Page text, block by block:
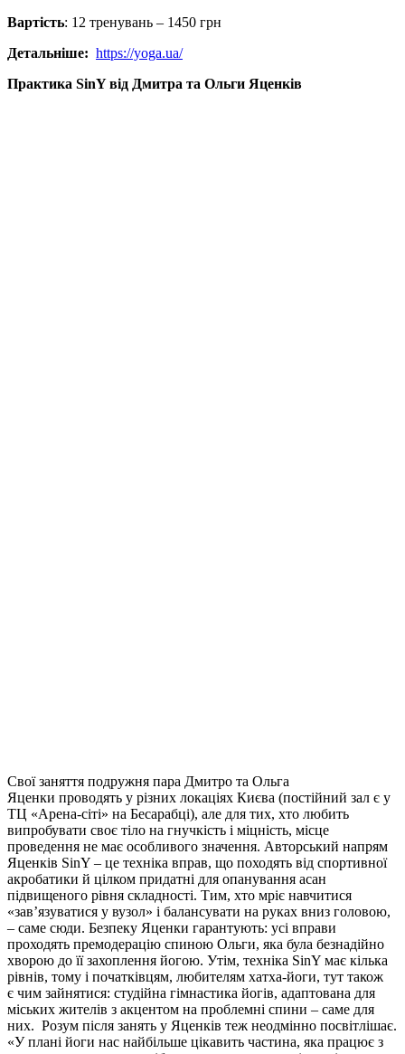
Вартість: 12 тренувань – 1450 грн
Детальніше: https://yoga.ua/
Практика SinY від Дмитра та Ольги Яценків
Свої заняття подружня пара Дмитро та Ольга
Яценки проводять у різних локаціях Києва (постійний зал є у
ТЦ «Арена-сіті» на Бесарабці), але для тих, хто любить
випробувати своє тіло на гнучкість і міцність, місце
проведення не має особливого значення. Авторський напрям
Яценків SinY – це техніка вправ, що походять від спортивної
акробатики й цілком придатні для опанування асан
підвищеного рівня складності. Тим, хто мріє навчитися
«зав’язуватися у вузол» і балансувати на руках вниз головою,
– саме сюди. Безпеку Яценки гарантують: усі вправи
проходять премодерацію спиною Ольги, яка була безнадійно
хворою до її захоплення йогою. Утім, техніка SinY має кілька
рівнів, тому і початківцям, любителям хатха-йоги, тут також
є чим зайнятися: студійна гімнастика йогів, адаптована для
міських жителів з акцентом на проблемні спини – саме для
них. Розум після занять у Яценків теж неодмінно посвітлішає.
«У плані йоги нас найбільше цікавить частина, яка працює з